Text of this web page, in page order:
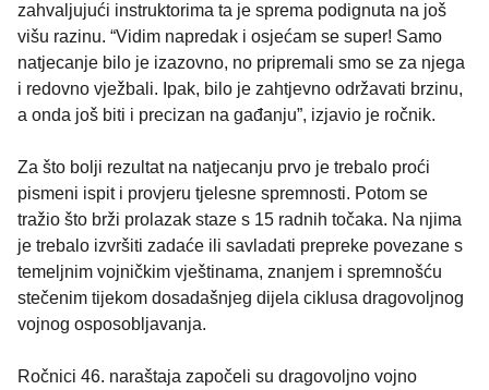
zahvaljujući instruktorima ta je sprema podignuta na još
višu razinu. “Vidim napredak i osjećam se super! Samo
natjecanje bilo je izazovno, no pripremali smo se za njega
i redovno vježbali. Ipak, bilo je zahtjevno održavati brzinu,
a onda još biti i precizan na gađanju”, izjavio je ročnik.
Za što bolji rezultat na natjecanju prvo je trebalo proći
pismeni ispit i provjeru tjelesne spremnosti. Potom se
tražio što brži prolazak staze s 15 radnih točaka. Na njima
je trebalo izvršiti zadaće ili savladati prepreke povezane s
temeljnim vojničkim vještinama, znanjem i spremnošću
stečenim tijekom dosadašnjeg dijela ciklusa dragovoljnog
vojnog osposobljavanja.
Ročnici 46. naraštaja započeli su dragovoljno vojno